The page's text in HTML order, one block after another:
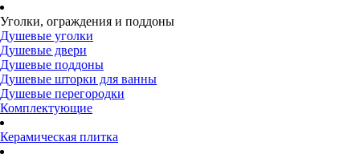
Уголки, ограждения и поддоны
Душевые уголки
Душевые двери
Душевые поддоны
Душевые шторки для ванны
Душевые перегородки
Комплектующие
Керамическая плитка